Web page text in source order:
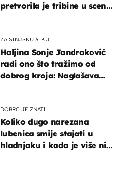
pretvorila je tribine u scenu
ZA SINJSKU ALKU
Haljina Sonje Jandroković
radi ono što tražimo od
dobrog kroja: Naglašava
DOBRO JE ZNATI
Koliko dugo narezana
lubenica smije stajati u
hladnjaku i kada je više nije